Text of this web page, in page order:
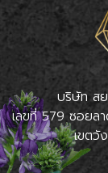
บริษัท ส
เลขที่ 579 ซอยล
เขตวั